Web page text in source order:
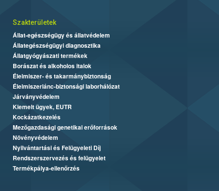
Szakterületek
Állat-egészségügy és állatvédelem
Állategészségügyi diagnosztika
Állatgyógyászati termékek
Borászat és alkoholos italok
Élelmiszer- és takarmánybiztonság
Élelmiszerlánc-biztonsági laborhálózat
Járványvédelem
Kiemelt ügyek, EUTR
Kockázatkezelés
Mezőgazdasági genetikai erőforrások
Növényvédelem
Nyilvántartási és Felügyeleti Díj
Rendszerszervezés és felügyelet
Termékpálya-ellenőrzés